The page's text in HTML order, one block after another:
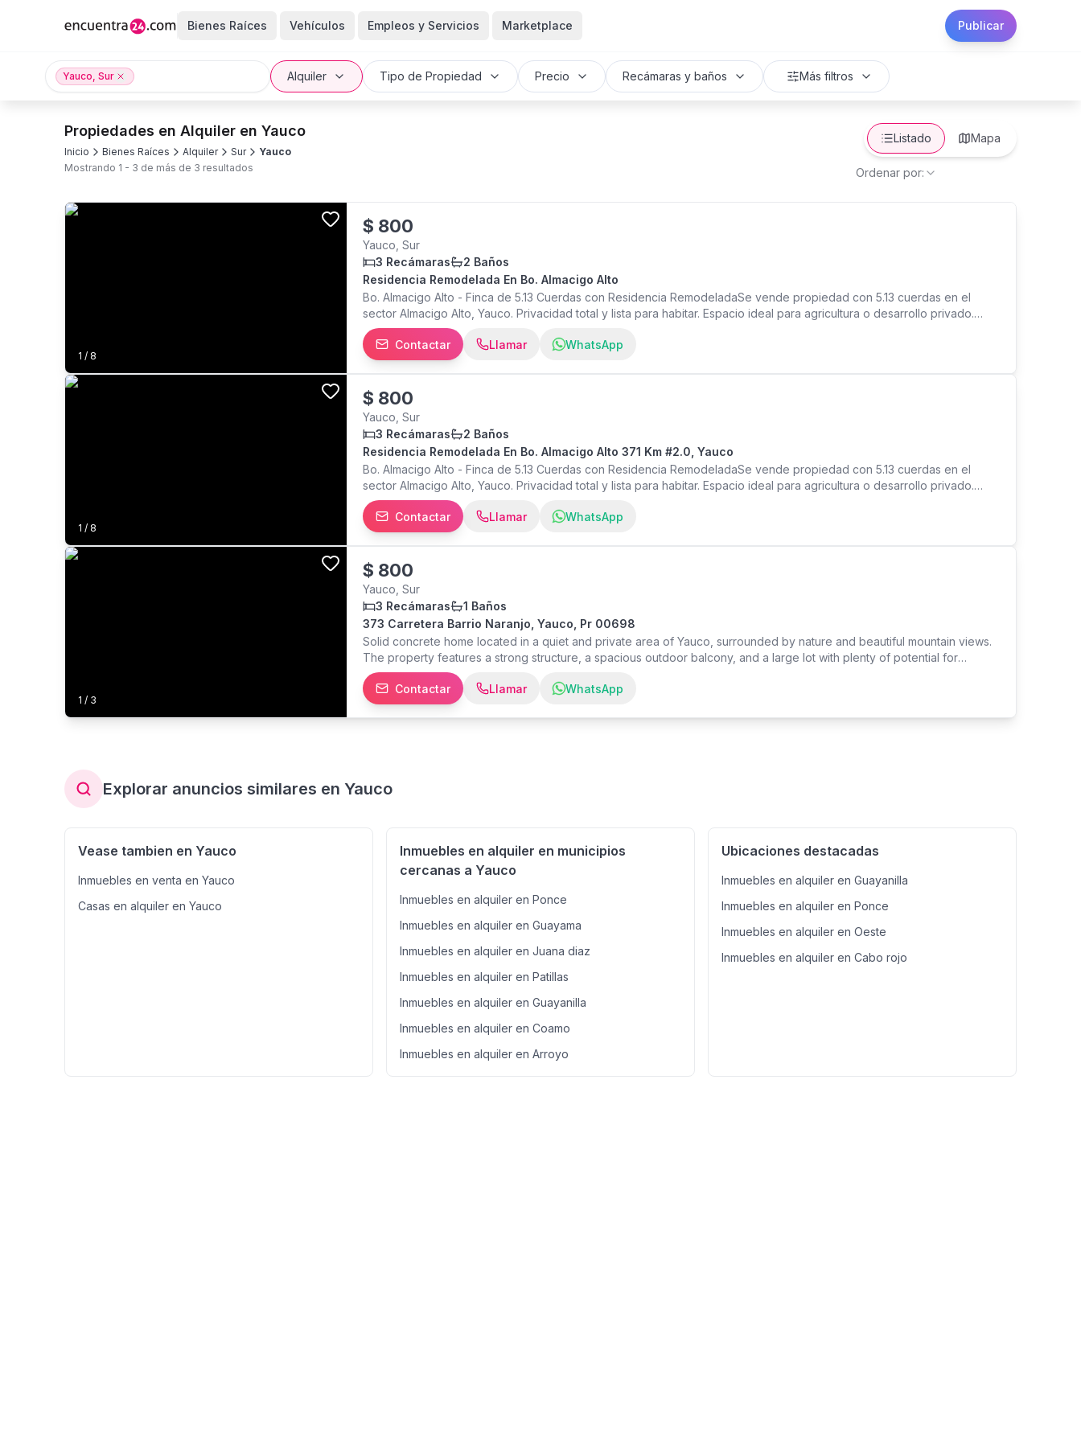
Bienes Raíces Vehículos Empleos y Servicios Marketplace Publicar
Yauco, Sur Alquiler Tipo de Propiedad Precio Recámaras y baños Más filtros
Propiedades en Alquiler en Yauco
Inicio Bienes Raíces Alquiler Sur
Yauco
Mostrando 1 - 3 de más de 3 resultados
Listado Mapa
Ordenar por:
1 / 8
$ 800
Yauco, Sur
3 Recámaras
2 Baños
Residencia Remodelada En Bo. Almacigo Alto
Bo. Almacigo Alto - Finca de 5.13 Cuerdas con Residencia RemodeladaSe vende propiedad con 5.13 cuerdas en el
sector Almacigo Alto, Yauco. Privacidad total y lista para habitar. Espacio ideal para agricultura o desarrollo privado.
Residencia recién reparada y en excelentes condiciones. Cuenta con 3 habitaciones y 2 baños (903 pies cuadrados).
Contactar
Llamar WhatsApp
1 / 8
$ 800
Yauco, Sur
3 Recámaras
2 Baños
Residencia Remodelada En Bo. Almacigo Alto 371 Km #2.0, Yauco
Bo. Almacigo Alto - Finca de 5.13 Cuerdas con Residencia RemodeladaSe vende propiedad con 5.13 cuerdas en el
sector Almacigo Alto, Yauco. Privacidad total y lista para habitar. Espacio ideal para agricultura o desarrollo privado.
Residencia recién reparada y en excelentes condiciones. Cuenta con 3 habitaciones y 2 baños (903 pies cuadrados)
Contactar
Llamar WhatsApp
1 / 3
$ 800
Yauco, Sur
3 Recámaras
1 Baños
373 Carretera Barrio Naranjo, Yauco, Pr 00698
Solid concrete home located in a quiet and private area of Yauco, surrounded by nature and beautiful mountain views.
The property features a strong structure, a spacious outdoor balcony, and a large lot with plenty of potential for
customization or expansion. Private driveway access leads to the home, offering peace, privacy, and a natural setting.
Contactar
Llamar WhatsApp
Explorar anuncios similares en Yauco
Vease tambien en Yauco
Inmuebles en venta en Yauco
Casas en alquiler en Yauco
Inmuebles en alquiler en municipios
cercanas a Yauco
Inmuebles en alquiler en Ponce
Inmuebles en alquiler en Guayama
Inmuebles en alquiler en Juana diaz
Inmuebles en alquiler en Patillas
Inmuebles en alquiler en Guayanilla
Inmuebles en alquiler en Coamo
Inmuebles en alquiler en Arroyo
Ubicaciones destacadas
Inmuebles en alquiler en Guayanilla
Inmuebles en alquiler en Ponce
Inmuebles en alquiler en Oeste
Inmuebles en alquiler en Cabo rojo